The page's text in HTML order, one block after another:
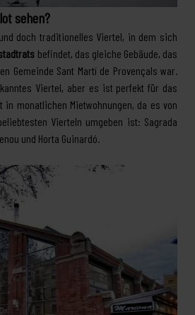
sehen?
doch traditionelles Viertel, in dem sich
befindet, das gleiche Gebäude, das
Gemeinde Sant Martí de Provençals war.
Viertel, aber es ist perfekt für das
in monatlichen Mietwohnungen, da es von
Vierteln umgeben ist: Sagrada
und Horta Guinardó.